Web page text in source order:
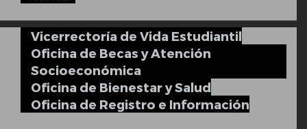
Vicerrectoría de Vida Estudiantil
Oficina de Becas y Atención
Socioeconómica
Oficina de Bienestar y Salud
Oficina de Registro e Información